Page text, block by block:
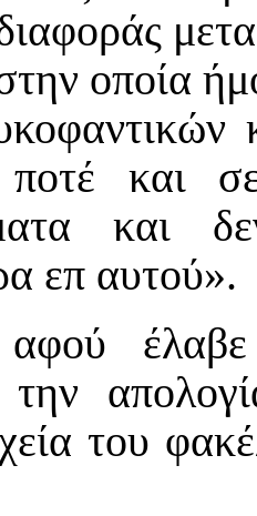
οποία
και
και
επ αυτού».
έλαβε
την
του